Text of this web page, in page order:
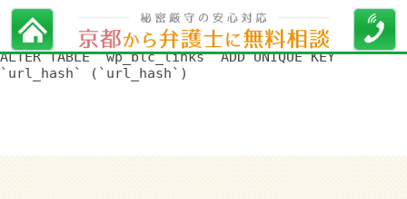
WordPress データベースエラー:[Duplicate entry '' for key
'url_hash']
ALTER TABLE `wp_blc_links` ADD UNIQUE KEY
`url_hash` (`url_hash`)